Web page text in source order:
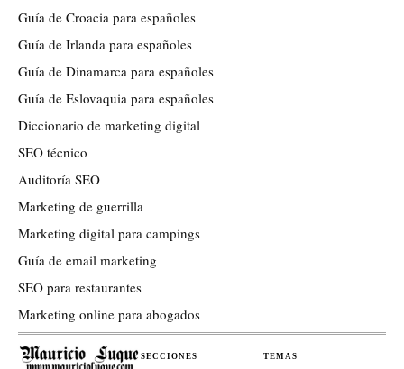
Guía de Croacia para españoles
Guía de Irlanda para españoles
Guía de Dinamarca para españoles
Guía de Eslovaquia para españoles
Diccionario de marketing digital
SEO técnico
Auditoría SEO
Marketing de guerrilla
Marketing digital para campings
Guía de email marketing
SEO para restaurantes
Marketing online para abogados
SECCIONES TEMAS